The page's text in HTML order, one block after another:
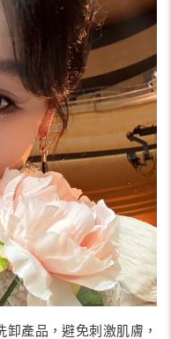
產品，避免刺激肌膚，